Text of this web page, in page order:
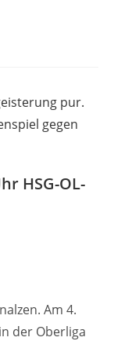
HSG-OL-
Am 4.
der Oberliga